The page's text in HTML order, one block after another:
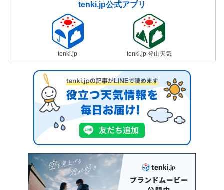
tenki.jp公式アプリ
tenki.jp tenki.jp 登山天気